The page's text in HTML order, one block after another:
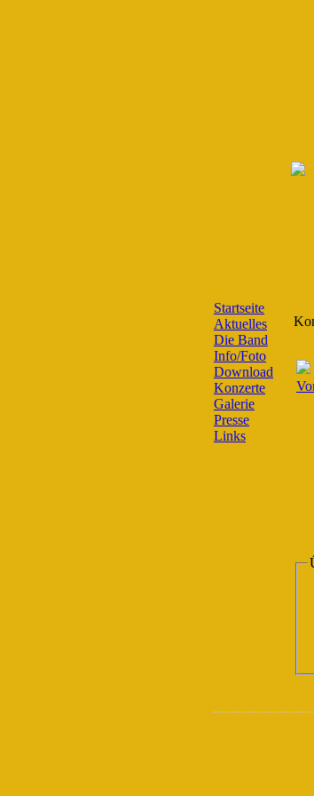
Startseite
Aktuelles
Die Band
Info/Foto
Download
Konzerte
Galerie
Presse
Links